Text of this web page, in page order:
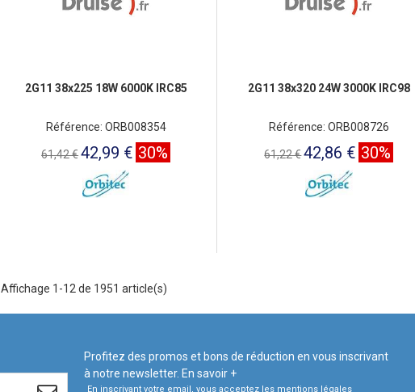
2G11 38x225 18W 6000K IRC85
Référence: ORB008354
61,42 €42,99 € 30%
2G11 38x320 24W 3000K IRC98
Référence: ORB008726
61,22 €42,86 € 30%
Affichage 1-12 de 1951 article(s)
Profitez des promos et bons de réduction en vous inscrivant
à notre newsletter. En savoir +
En inscrivant votre email, vous acceptez les mentions légales